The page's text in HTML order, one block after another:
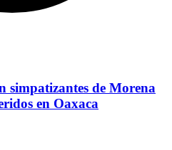
simpatizantes de Morena
en Oaxaca